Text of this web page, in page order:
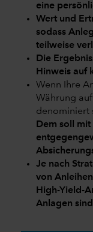
eine
Wert und
sodass
teilweise
Die
Hinweis auf
Wenn Ihre
Währung
denominiert
Dem soll
Je nach
von
High-Yield-
Anlagen